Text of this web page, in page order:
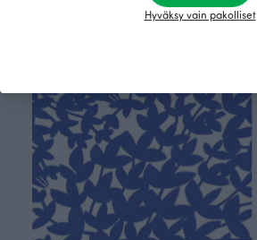
Tämä on Paapii
Hyväksy vain pakolliset